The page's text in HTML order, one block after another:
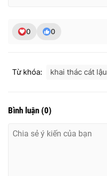
Liên hệ quảng cáo:
0 0
Từ khóa: khai thác cát lậu
Bình luận (0)